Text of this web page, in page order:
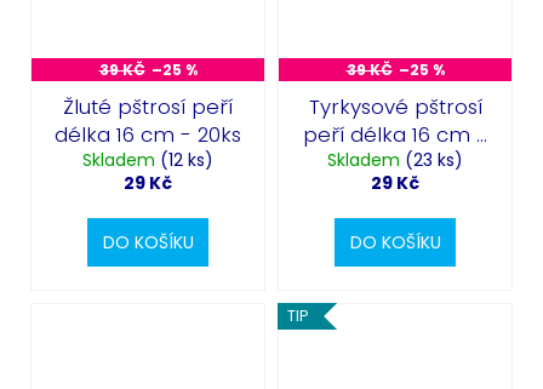
39 KČ –25 %
Žluté pštrosí peří
délka 16 cm - 20ks
Skladem (12 ks)
29 Kč
DO KOŠÍKU
39 KČ –25 %
Tyrkysové pštrosí
peří délka 16 cm -
20ks
Skladem (23 ks)
29 Kč
DO KOŠÍKU
TIP